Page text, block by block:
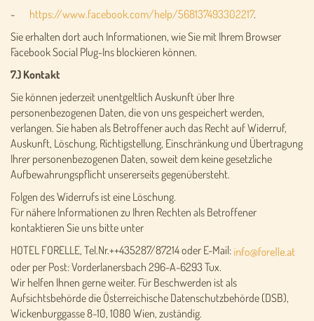
- https://www.facebook.com/help/568137493302217.
Sie erhalten dort auch Informationen, wie Sie mit Ihrem Browser
Facebook Social Plug-Ins blockieren können.
7.) Kontakt
Sie können jederzeit unentgeltlich Auskunft über Ihre
personenbezogenen Daten, die von uns gespeichert werden,
verlangen. Sie haben als Betroffener auch das Recht auf Widerruf,
Auskunft, Löschung, Richtigstellung, Einschränkung und Übertragung
Ihrer personenbezogenen Daten, soweit dem keine gesetzliche
Aufbewahrungspflicht unsererseits gegenübersteht.
Folgen des Widerrufs ist eine Löschung.
Für nähere Informationen zu Ihren Rechten als Betroffener
kontaktieren Sie uns bitte unter
HOTEL FORELLE, Tel.Nr.++435287/87214 oder E-Mail:
oder per Post: Vorderlanersbach 296-A-6293 Tux.
Wir helfen Ihnen gerne weiter. Für Beschwerden ist als
Aufsichtsbehörde die Österreichische Datenschutzbehörde (DSB),
Wickenburggasse 8-10, 1080 Wien, zuständig.